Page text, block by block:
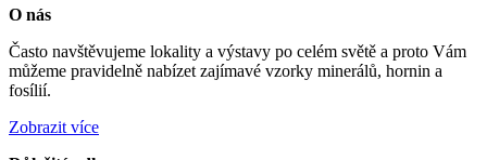
O nás
Často navštěvujeme lokality a výstavy po celém světě a proto Vám
můžeme pravidelně nabízet zajímavé vzorky minerálů, hornin a
fosílií.
Zobrazit více